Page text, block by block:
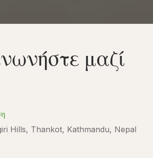
μαζί
Hills, Thankot, Kathmandu, Nepal